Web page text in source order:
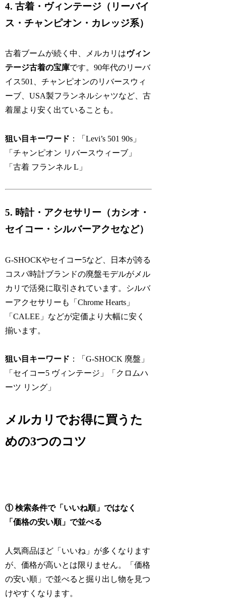
4. 古着・ヴィンテージ（リーバイ
ス・チャンピオン・カレッジ系）
古着ブームが続く中、メルカリはヴィン
テージ古着の宝庫です。90年代のリーバ
イス501、チャンピオンのリバースウィ
ーブ、USA製フランネルシャツなど、古
着屋より安く出ていることも。
狙い目キーワード ：「Levi’s 501 90s」
「チャンピオン リバースウィーブ」
「古着 フランネル L」
5. 時計・アクセサリー（カシオ・
セイコー・シルバーアクセなど）
G-SHOCKやセイコー5など、日本が誇る
コスパ時計ブランドの廃盤モデルがメル
カリで活発に取引されています。シルバ
ーアクセサリーも「Chrome Hearts」
「CALEE」などが定価より大幅に安く
揃います。
狙い目キーワード ：「G-SHOCK 廃盤」
「セイコー5 ヴィンテージ」「クロムハ
ーツ リング」
メルカリでお得に買うた
めの3つのコツ
① 検索条件で「いいね順」ではなく
「価格の安い順」で並べる
人気商品ほど「いいね」が多くなります
が、価格が高いとは限りません。「価格
の安い順」で並べると掘り出し物を見つ
けやすくなります。